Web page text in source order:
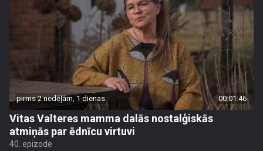
pirms 2 nedēļām, 1 dienas 00:01:46
Vitas Valteres mamma dalās nostalģiskās
atmiņās par ēdnīcu virtuvi
40. epizode